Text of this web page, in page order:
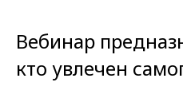
Вебинар
кто увлечен